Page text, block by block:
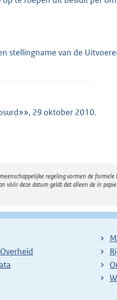
stellingname van de
29 oktober 2010.
regeling vormen de
deze datum geldt dat alleen de in
E
x
t
E
x
E